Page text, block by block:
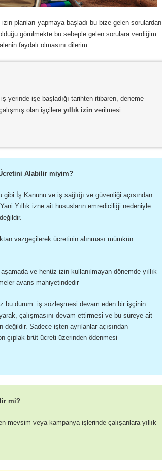
izin planları yapmaya başladı bu bize gelen sorulardan
görülmekte bu sebeple gelen sorulara verdiğim
faydalı olmasını dilerim.
yerinde işe başladığı tarihten itibaren, deneme
olan işçilere yıllık izin verilmesi
Alabilir miyim?
İş Kanunu ve iş sağlığı ve güvenliği açısından
Yıllık izne ait hususların emrediciliği nedeniyle
vazgeçilerek ücretinin alınması mümkün
ve henüz izin kullanılmayan dönemde yıllık
avans mahiyetindedir
bu durum iş sözleşmesi devam eden bir işçinin
çalışmasını devam ettirmesi ve bu süreye ait
Sadece işten ayrılanlar açısından
çıplak brüt ücreti üzerinden ödenmesi
mi?
mevsim veya kampanya işlerinde çalışanlara yıllık